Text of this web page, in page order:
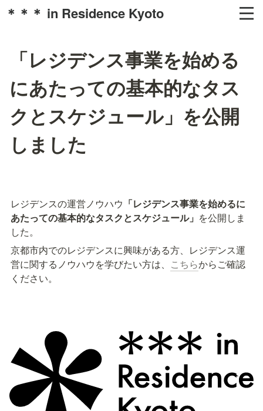
＊＊＊ in Residence Kyoto
「レジデンス事業を始める
にあたっての基本的なタス
クとスケジュール」を公開
しました
レジデンスの運営ノウハウ 「レジデンス事業を始めるに
あたっての基本的なタスクとスケジュール」 を公開しま
した。
京都市内でのレジデンスに興味がある方、レジデンス運
営に関するノウハウを学びたい方は、 こちらからご確認
ください。